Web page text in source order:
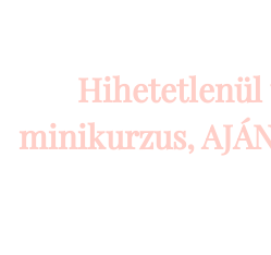
Hihetetlenül
minikurzus,